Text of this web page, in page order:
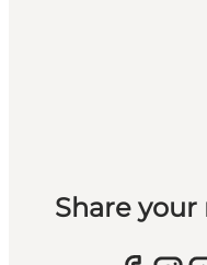
Share